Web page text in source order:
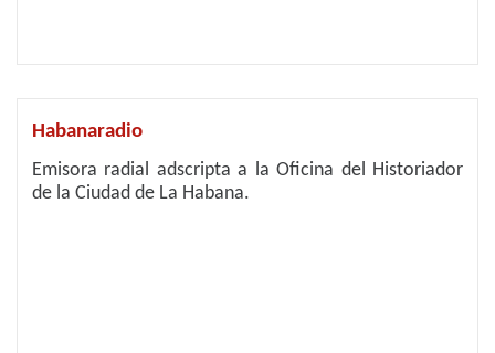
Habanaradio
Emisora radial adscripta a la Oficina del Historiador
de la Ciudad de La Habana.